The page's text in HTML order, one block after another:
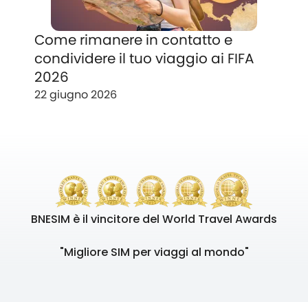
Come rimanere in contatto e
condividere il tuo viaggio ai FIFA
2026
22 giugno 2026
BNESIM è il vincitore del World Travel Awards
"Migliore SIM per viaggi al mondo"